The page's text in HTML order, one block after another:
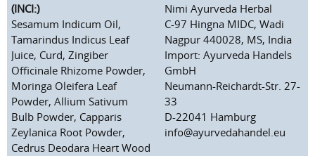
(INCI:)
Sesamum Indicum Oil,
Tamarindus Indicus Leaf
Juice, Curd, Zingiber
Officinale Rhizome Powder,
Moringa Oleifera Leaf
Powder, Allium Sativum
Bulb Powder, Capparis
Zeylanica Root Powder,
Cedrus Deodara Heart Wood
Nimi Ayurveda Herbal
C-97 Hingna MIDC, Wadi
Nagpur 440028, MS, India
Import: Ayurveda Handels
GmbH
Neumann-Reichardt-Str. 27-
33
D-22041 Hamburg
info@ayurvedahandel.eu